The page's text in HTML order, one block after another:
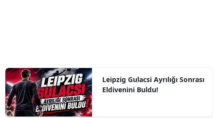
Leipzig Gulacsi Ayrılığı Sonrası
Eldivenini Buldu!